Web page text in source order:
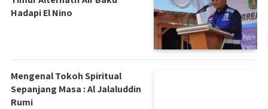
Hadapi El Nino
Mengenal Tokoh Spiritual
Sepanjang Masa : Al Jalaluddin
Rumi